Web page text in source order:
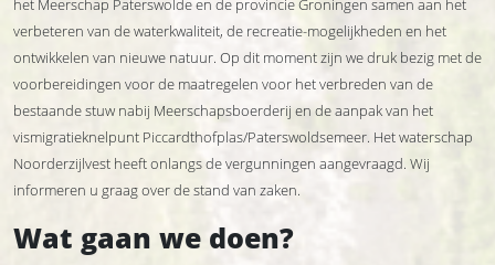
het Meerschap Paterswolde en de provincie Groningen samen aan het
verbeteren van de waterkwaliteit, de recreatie-mogelijkheden en het
ontwikkelen van nieuwe natuur. Op dit moment zijn we druk bezig met de
voorbereidingen voor de maatregelen voor het verbreden van de
bestaande stuw nabij Meerschapsboerderij en de aanpak van het
vismigratieknelpunt Piccardthofplas/Paterswoldsemeer. Het waterschap
Noorderzijlvest heeft onlangs de vergunningen aangevraagd. Wij
informeren u graag over de stand van zaken.
Wat gaan we doen?